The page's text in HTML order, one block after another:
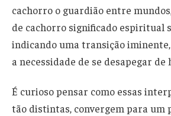
cachorro o guardião entre
de cachorro significado espiritual
indicando uma transição
a necessidade de se desapegar
É curioso pensar como essas
tão distintas, convergem para um